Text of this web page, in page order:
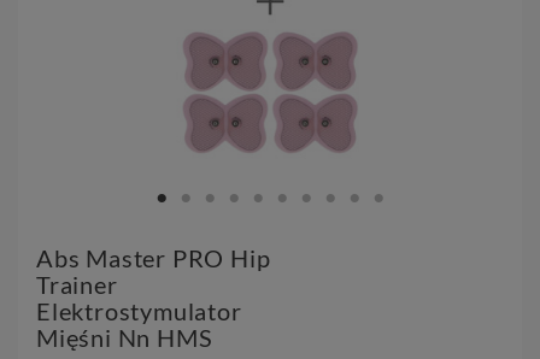
Abs Master PRO Hip
Trainer
Elektrostymulator
Mięśni Nn HMS